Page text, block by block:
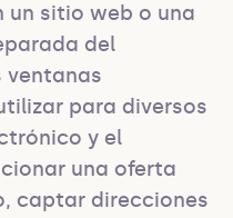
un sitio web o una
del
ventanas
para diversos
y el
una oferta
captar direcciones